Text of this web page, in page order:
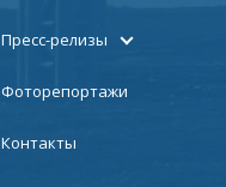
Пресс-релизы
Фоторепортажи
Контакты